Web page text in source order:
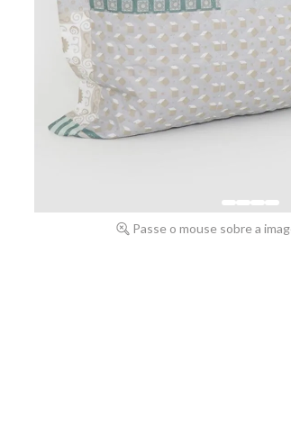
Passe o mouse sobre a